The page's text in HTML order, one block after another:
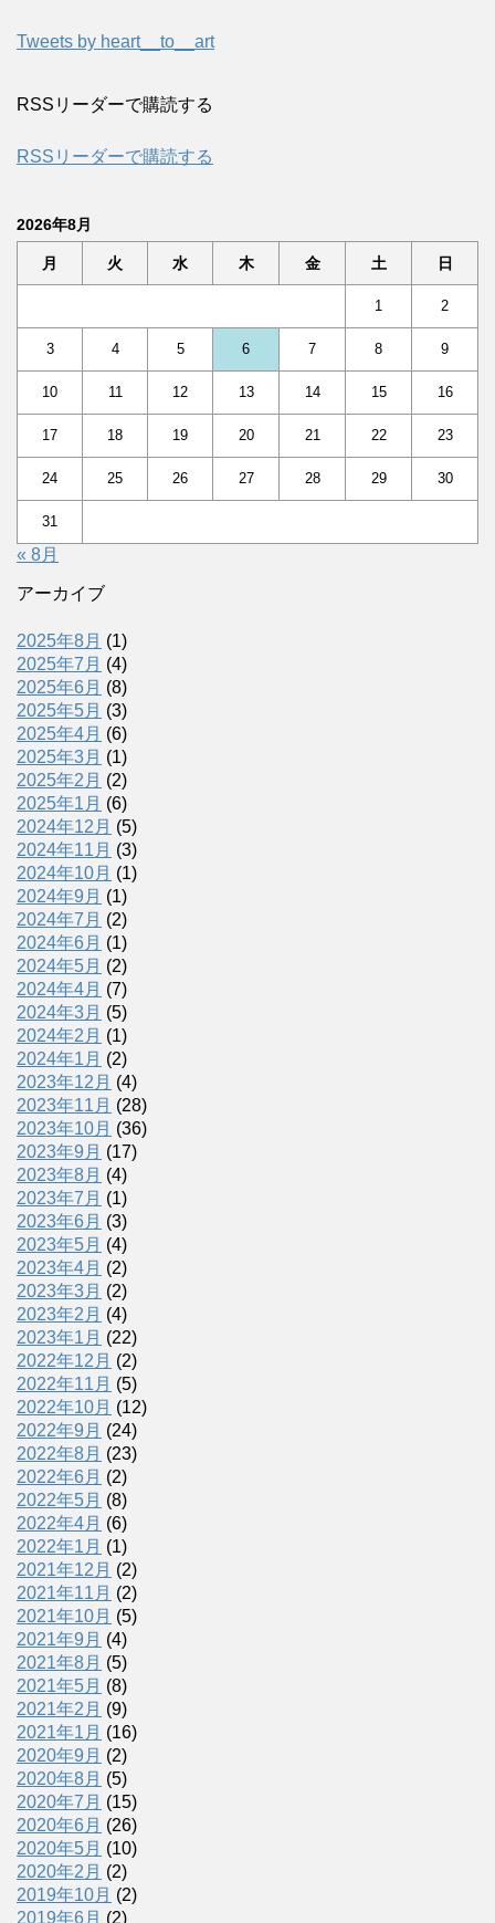
Tweets by heart__to__art
RSSリーダーで購読する
RSSリーダーで購読する
2026年8月
月 火 水 木 金 土 日
1 2
3 4 5 6 7 8 9
10 11 12 13 14 15 16
17 18 19 20 21 22 23
24 25 26 27 28 29 30
31
« 8月
アーカイブ
2025年8月 (1)
2025年7月 (4)
2025年6月 (8)
2025年5月 (3)
2025年4月 (6)
2025年3月 (1)
2025年2月 (2)
2025年1月 (6)
2024年12月 (5)
2024年11月 (3)
2024年10月 (1)
2024年9月 (1)
2024年7月 (2)
2024年6月 (1)
2024年5月 (2)
2024年4月 (7)
2024年3月 (5)
2024年2月 (1)
2024年1月 (2)
2023年12月 (4)
2023年11月 (28)
2023年10月 (36)
2023年9月 (17)
2023年8月 (4)
2023年7月 (1)
2023年6月 (3)
2023年5月 (4)
2023年4月 (2)
2023年3月 (2)
2023年2月 (4)
2023年1月 (22)
2022年12月 (2)
2022年11月 (5)
2022年10月 (12)
2022年9月 (24)
2022年8月 (23)
2022年6月 (2)
2022年5月 (8)
2022年4月 (6)
2022年1月 (1)
2021年12月 (2)
2021年11月 (2)
2021年10月 (5)
2021年9月 (4)
2021年8月 (5)
2021年5月 (8)
2021年2月 (9)
2021年1月 (16)
2020年9月 (2)
2020年8月 (5)
2020年7月 (15)
2020年6月 (26)
2020年5月 (10)
2020年2月 (2)
2019年10月 (2)
2019年6月 (2)